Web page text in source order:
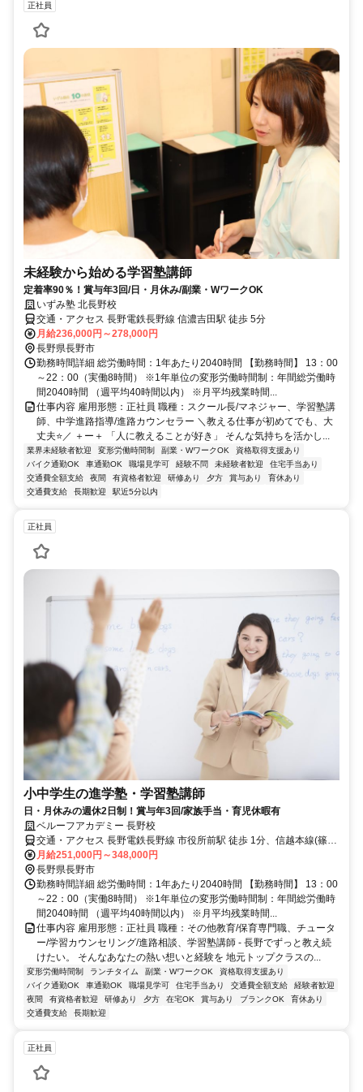
正社員
未経験から始める学習塾講師
定着率90％！賞与年3回/日・月休み/副業・WワークOK
いずみ塾 北長野校
交通・アクセス 長野電鉄長野線 信濃吉田駅 徒歩 5分
月給236,000円～278,000円
長野県長野市
勤務時間詳細 総労働時間：1年あたり2040時間 【勤務時間】 13：00
～22：00（実働8時間） ※1年単位の変形労働時間制：年間総労働時
間2040時間 （週平均40時間以内） ※月平均残業時間...
仕事内容 雇用形態：正社員 職種：スクール長/マネジャー、学習塾講
師、中学進路指導/進路カウンセラー ＼教える仕事が初めてでも、大
丈夫⭐／ ＋ー＋ 「人に教えることが好き」 そんな気持ちを活かし...
業界未経験者歓迎 変形労働時間制 副業・WワークOK
資格取得支援あり
バイク通勤OK
車通勤OK 職場見学可 経験不問 未経験者歓迎
住宅手当あり
交通費全額支給
夜間 有資格者歓迎 研修あり 夕方 賞与あり
育休あり
交通費支給
長期歓迎 駅近5分以内
正社員
小中学生の進学塾・学習塾講師
日・月休みの週休2日制！賞与年3回/家族手当・育児休暇有
ベルーフアカデミー 長野校
交通・アクセス 長野電鉄長野線 市役所前駅 徒歩 1分、信越本線(篠ノ
井－長野) 長野駅 徒歩 10分
月給251,000円～348,000円
長野県長野市
勤務時間詳細 総労働時間：1年あたり2040時間 【勤務時間】 13：00
～22：00（実働8時間） ※1年単位の変形労働時間制：年間総労働時
間2040時間 （週平均40時間以内） ※月平均残業時間...
仕事内容 雇用形態：正社員 職種：その他教育/保育専門職、チュータ
ー/学習カウンセリング/進路相談、学習塾講師 - 長野でずっと教え続
けたい。 そんなあなたの熱い想いと経験を 地元トップクラスの...
変形労働時間制 ランチタイム 副業・WワークOK
資格取得支援あり
バイク通勤OK
車通勤OK 職場見学可 住宅手当あり 交通費全額支給
経験者歓迎
夜間
有資格者歓迎 研修あり 夕方 在宅OK 賞与あり ブランクOK
育休あり
交通費支給
長期歓迎
正社員